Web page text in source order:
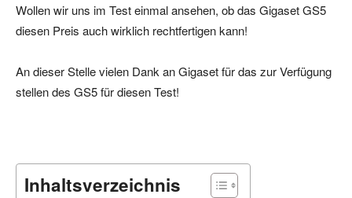
Wollen wir uns im Test einmal ansehen, ob das Gigaset GS5
diesen Preis auch wirklich rechtfertigen kann!
An dieser Stelle vielen Dank an Gigaset für das zur Verfügung
stellen des GS5 für diesen Test!
Inhaltsverzeichnis